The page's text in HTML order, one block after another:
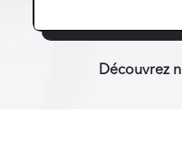
Découvrez